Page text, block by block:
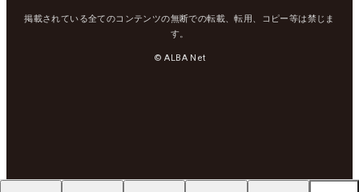
掲載されている全てのコンテンツの無断での転載、転用、コピー等は禁じま
す。
© ALBA Net